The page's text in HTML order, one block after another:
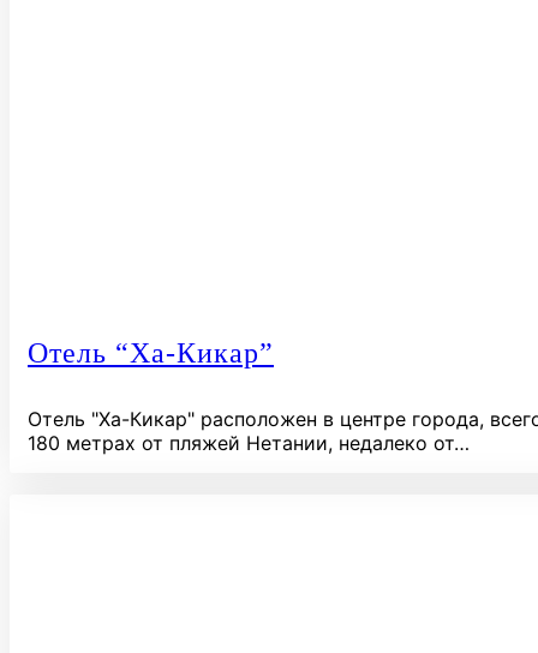
Отель “Ха-Кикар”
Отель "Ха-Кикар" расположен в центре города,
180 метрах от пляжей Нетании, недалеко от…